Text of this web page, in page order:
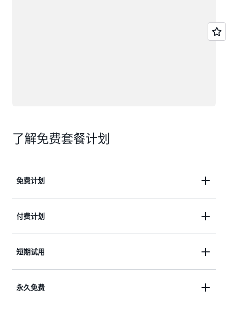
了解免费套餐计划
免费计划
使用高达 200 美元的 Free Tier 服务抵扣金开始您的
付费计划
使用即用即付定价模式访问我们完整的 150 多项
构建并扩展您的解决方案。
短期试用
通过免费短期试用体验精选 AWS 服务。使用服务即
永久免费